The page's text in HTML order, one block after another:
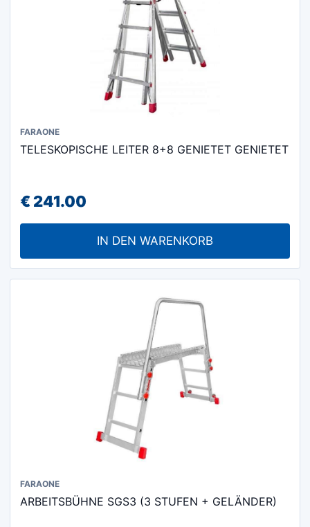
FARAONE
TELESKOPISCHE LEITER 8+8 GENIETET GENIETET
€241.00
IN DEN WARENKORB
FARAONE
ARBEITSBÜHNE SGS3 (3 STUFEN + GELÄNDER)